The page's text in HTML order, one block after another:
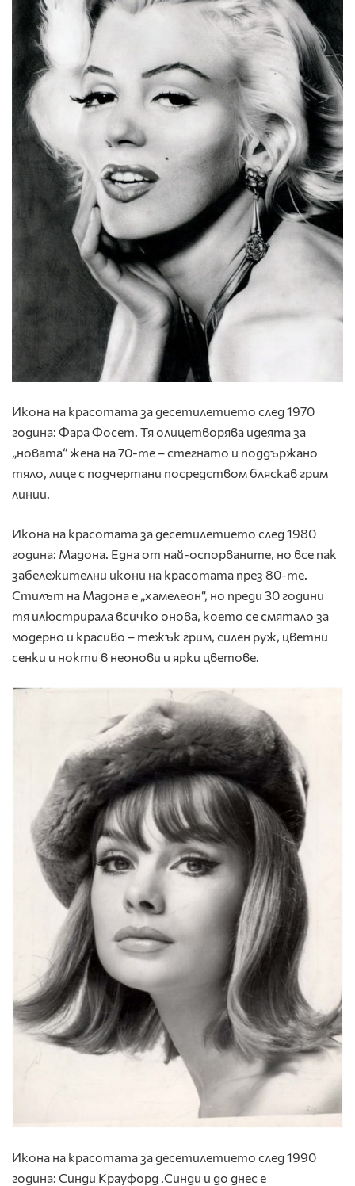
Икона на красотата за десетилетието след 1970
година: Фара Фосет. Тя олицетворява идеята за
„новата“ жена на 70-те – стегнато и поддържано
тяло, лице с подчертани посредством бляскав грим
линии.
Икона на красотата за десетилетието след 1980
година: Мадона. Една от най-оспорваните, но все пак
забележителни икони на красотата през 80-те.
Стилът на Мадона е „хамелеон“, но преди 30 години
тя илюстрирала всичко онова, което се смятало за
модерно и красиво – тежък грим, силен руж, цветни
сенки и нокти в неонови и ярки цветове.
Икона на красотата за десетилетието след 1990
година: Синди Крауфорд .Синди и до днес е